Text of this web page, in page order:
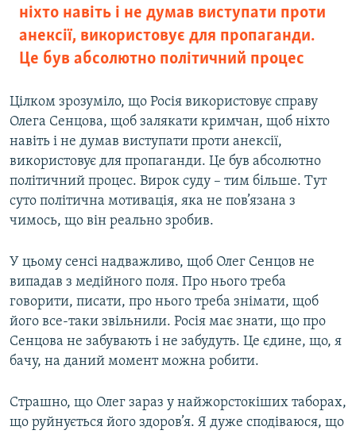
ніхто навіть і не думав виступати проти
анексії, використовує для пропаганди.
Це був абсолютно політичний процес
Цілком зрозуміло, що Росія використовує справу
Олега Сенцова, щоб залякати кримчан, щоб ніхто
навіть і не думав виступати проти анексії,
використовує для пропаганди. Це був абсолютно
політичний процес. Вирок суду – тим більше. Тут
суто політична мотивація, яка не пов’язана з
чимось, що він реально зробив.
У цьому сенсі надважливо, щоб Олег Сенцов не
випадав з медійного поля. Про нього треба
говорити, писати, про нього треба знімати, щоб
його все-таки звільнили. Росія має знати, що про
Сенцова не забувають і не забудуть. Це єдине, що, я
бачу, на даний момент можна робити.
Страшно, що Олег зараз у найжорстокіших таборах,
що руйнується його здоров’я. Я дуже сподіваюся, що